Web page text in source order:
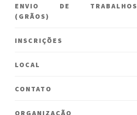
ENVIO DE TRABALHOS
(GRÃOS)
INSCRIÇÕES
LOCAL
CONTATO
ORGANIZAÇÃO